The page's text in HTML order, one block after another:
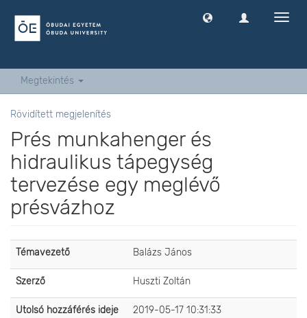
Megtekintés
Rövidített megjelenítés
Prés munkahenger és
hidraulikus tápegység
tervezése egy meglévő
présvázhoz
Témavezető Balázs János
Szerző Huszti Zoltán
Utolsó hozzáférés ideje 2019-05-17 10:31:33